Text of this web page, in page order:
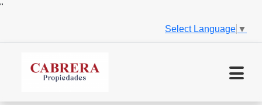
"
Select Language ▼